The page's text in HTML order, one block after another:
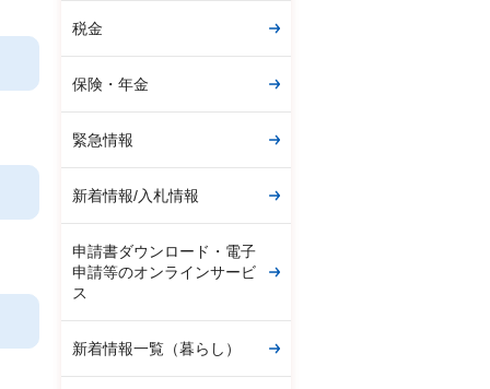
税金
保険・年金
緊急情報
新着情報/入札情報
申請書ダウンロード・電子
申請等のオンラインサービ
ス
新着情報一覧（暮らし）